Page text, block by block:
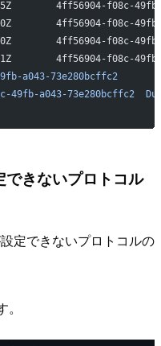
a043-73e280bcffc2
49fb-a043-73e280bcffc2
きないプロトコル
定できないプロトコルの